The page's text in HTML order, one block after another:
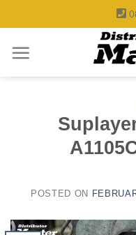
to
content
POSTED ON